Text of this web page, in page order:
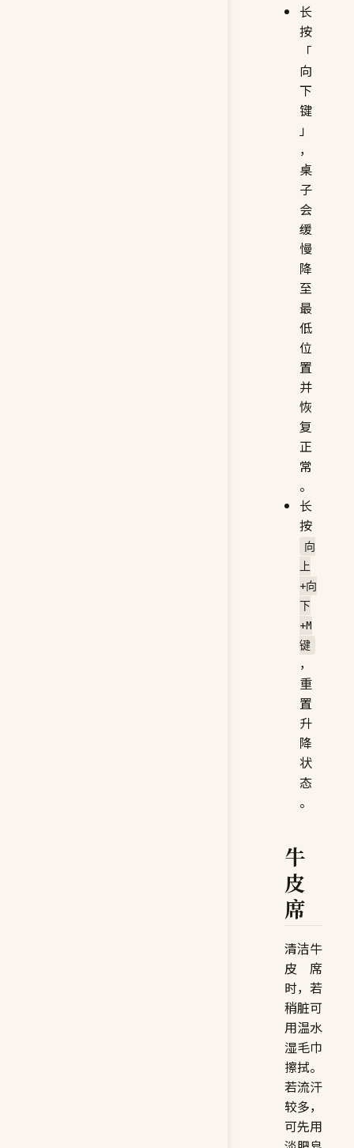
长
按
「
向
下
键
」
，
桌
子
会
缓
慢
降
至
最
低
位
置
并
恢
复
正
常
。
长
按
向
上
+向
下
+M
键
，
重
置
升
降
状
态
。
牛
皮
席
清洁牛
皮席
时，若
稍脏可
用温水
湿毛巾
擦拭。
若流汗
较多，
可先用